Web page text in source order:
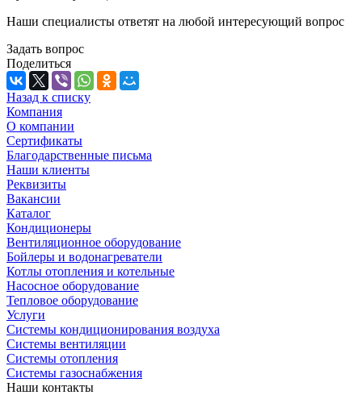
Наши специалисты ответят на любой интересующий вопрос
Задать вопрос
Поделиться
Назад к списку
Компания
О компании
Сертификаты
Благодарственные письма
Наши клиенты
Реквизиты
Вакансии
Каталог
Кондиционеры
Вентиляционное оборудование
Бойлеры и водонагреватели
Котлы отопления и котельные
Насосное оборудование
Тепловое оборудование
Услуги
Системы кондиционирования воздуха
Системы вентиляции
Системы отопления
Системы газоснабжения
Наши контакты